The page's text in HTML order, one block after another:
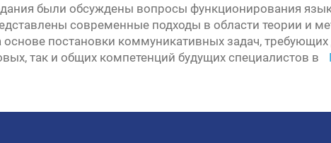
были обсуждены вопросы функционирования
современные подходы в области теории и
постановки коммуникативных задач,
так и общих компетенций будущих специалистов в